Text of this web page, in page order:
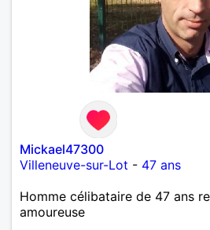
Mickael47300
Villeneuve-sur-Lot - 47 ans
Homme célibataire de 47 ans
amoureuse